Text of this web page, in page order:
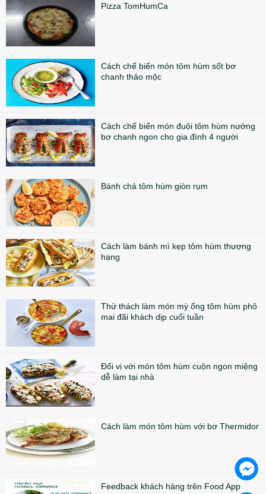
Pizza TomHumCa
Cách chế biến món tôm hùm sốt bơ
chanh thảo mộc
Cách chế biến món đuôi tôm hùm nướng
bơ chanh ngon cho gia đình 4 người
Bánh chả tôm hùm giòn rụm
Cách làm bánh mì kẹp tôm hùm thượng
hạng
Thử thách làm món mỳ ống tôm hùm phô
mai đãi khách dịp cuối tuần
Đổi vị với món tôm hùm cuộn ngon miệng
dễ làm tại nhà
Cách làm món tôm hùm với bơ Thermidor
Feedback khách hàng trên Food App